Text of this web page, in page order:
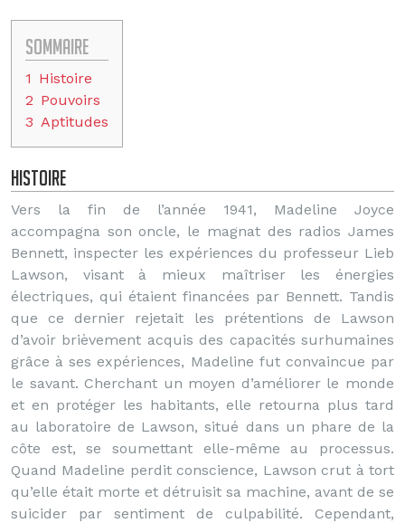
Sommaire
1 Histoire
2 Pouvoirs
3 Aptitudes
Histoire
Vers la fin de l’année 1941, Madeline Joyce
accompagna son oncle, le magnat des radios James
Bennett, inspecter les expériences du professeur Lieb
Lawson, visant à mieux maîtriser les énergies
électriques, qui étaient financées par Bennett. Tandis
que ce dernier rejetait les prétentions de Lawson
d’avoir brièvement acquis des capacités surhumaines
grâce à ses expériences, Madeline fut convaincue par
le savant. Cherchant un moyen d’améliorer le monde
et en protéger les habitants, elle retourna plus tard
au laboratoire de Lawson, situé dans un phare de la
côte est, se soumettant elle-même au processus.
Quand Madeline perdit conscience, Lawson crut à tort
qu’elle était morte et détruisit sa machine, avant de se
suicider par sentiment de culpabilité. Cependant,